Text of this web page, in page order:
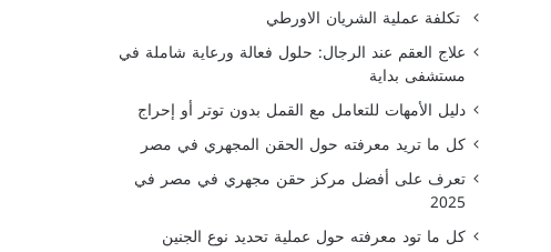
تكلفة عملية الشريان الاورطي
علاج العقم عند الرجال: حلول فعالة ورعاية شاملة في
مستشفى بداية
دليل الأمهات للتعامل مع القمل بدون توتر أو إحراج
كل ما تريد معرفته حول الحقن المجهري في مصر
تعرف على أفضل مركز حقن مجهري في مصر في
2025
كل ما تود معرفته حول عملية تحديد نوع الجنين